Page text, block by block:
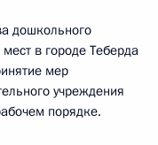
дошкольного
в городе Теберда
мер
учреждения
порядке.